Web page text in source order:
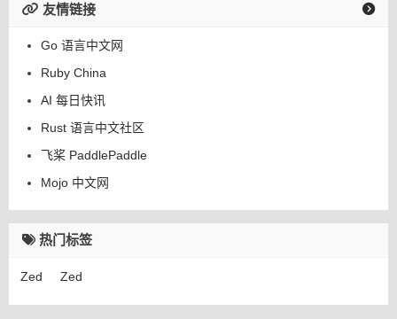
友情链接
Go 语言中文网
Ruby China
AI 每日快讯
Rust 语言中文社区
飞桨 PaddlePaddle
Mojo 中文网
热门标签
Zed Zed